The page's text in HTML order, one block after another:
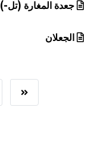
جعدة المغارة (تل-)
الجعلان